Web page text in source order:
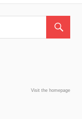
Visit the homepage